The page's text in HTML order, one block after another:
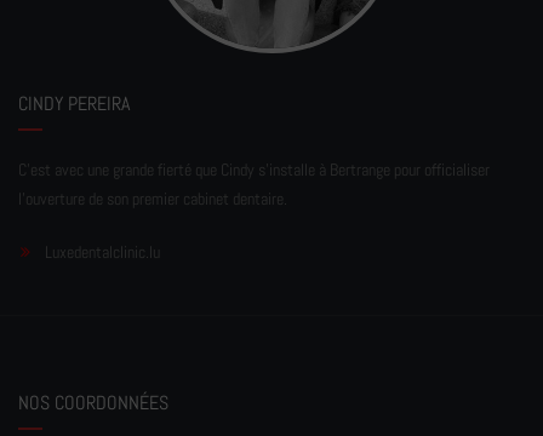
CINDY PEREIRA
C'est avec une grande fierté que Cindy s'installe à Bertrange pour officialiser
l'ouverture de son premier cabinet dentaire.
Luxedentalclinic.lu
NOS COORDONNÉES